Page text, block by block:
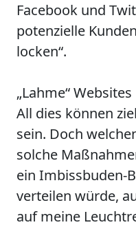
Facebook und
potenzielle
locken“.
„Lahme“
All dies können
sein. Doch
solche
ein Imbissbuden-
verteilen würde,
auf meine